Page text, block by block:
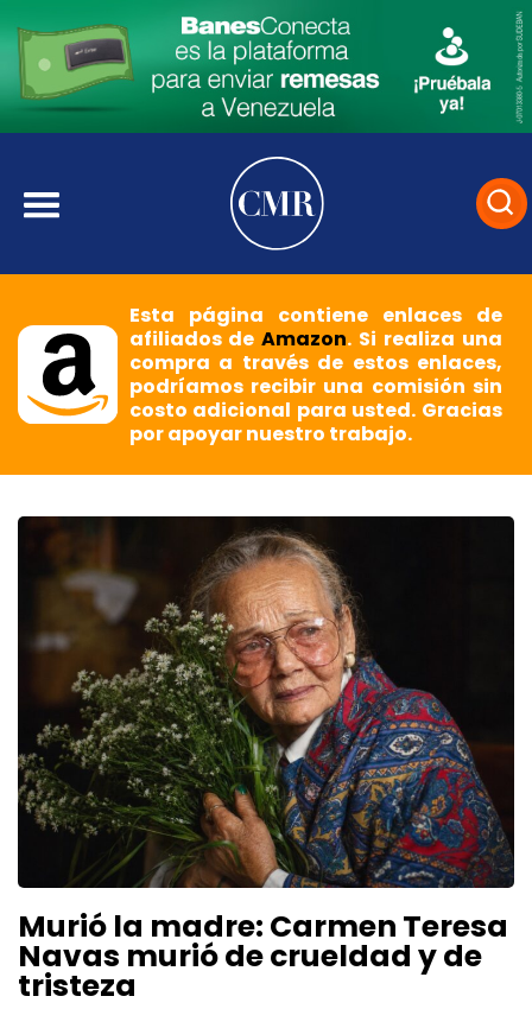
Esta página contiene enlaces de
afiliados deAmazon. Si realiza una
compra a través de estos enlaces,
podríamos recibir una comisión sin
costo adicional para usted. Gracias
por apoyar nuestro trabajo.
Murió la madre: Carmen Teresa
Navas murió de crueldad y de
tristeza